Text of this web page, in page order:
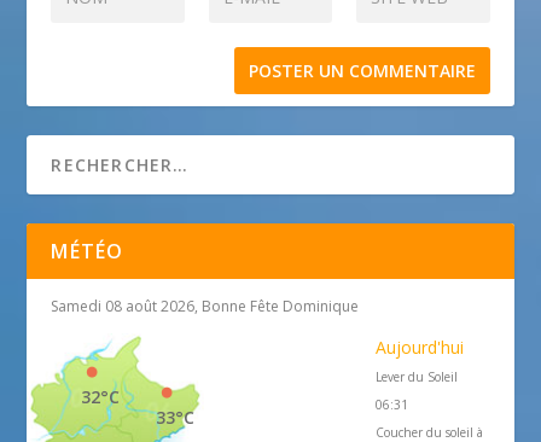
MÉTÉO
Samedi 08 août 2026, Bonne Fête Dominique
33°C
32°C
Aujourd'hui
Lever du Soleil
06:31
Coucher du soleil à